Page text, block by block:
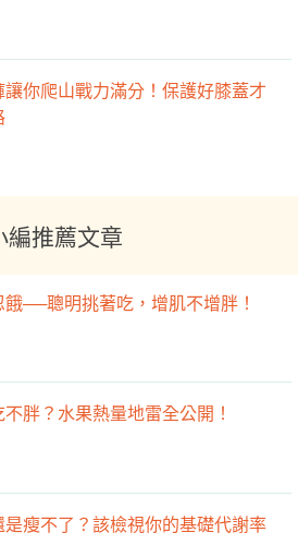
你爬山戰力滿分！保護好膝蓋才
編推薦文章
──聰明挑著吃，增肌不增胖！
胖？水果熱量地雷全公開！
瘦不了？該檢視你的基礎代謝率